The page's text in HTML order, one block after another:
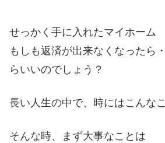
せっかく手に入れたマイホーム
もしも返済が出来なくなったら
らいいのでしょう？
長い人生の中で、時にはこんな
そんな時、まず大事なことは